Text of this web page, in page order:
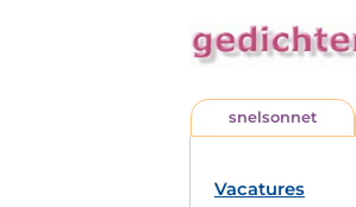
snelsonnet
Vacatures